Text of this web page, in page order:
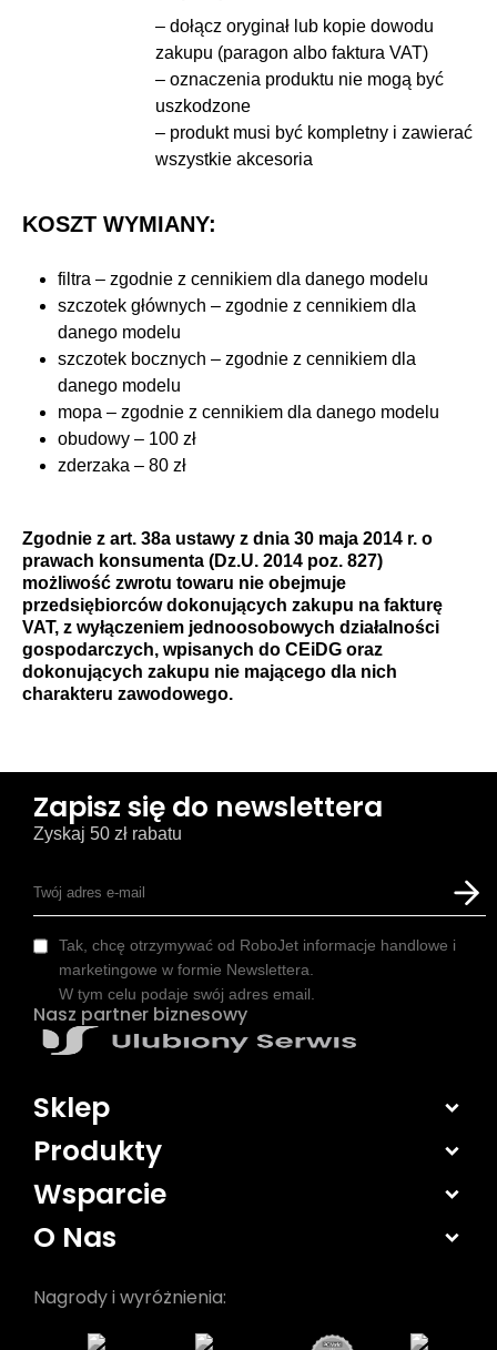
– dołącz oryginał lub kopie dowodu
zakupu (paragon albo faktura VAT)
– oznaczenia produktu nie mogą być
uszkodzone
– produkt musi być kompletny i zawierać
wszystkie akcesoria
KOSZT WYMIANY:
filtra – zgodnie z cennikiem dla danego modelu
szczotek głównych – zgodnie z cennikiem dla
danego modelu
szczotek bocznych – zgodnie z cennikiem dla
danego modelu
mopa – zgodnie z cennikiem dla danego modelu
obudowy – 100 zł
zderzaka – 80 zł
Zgodnie z art. 38a ustawy z dnia 30 maja 2014 r. o
prawach konsumenta (Dz.U. 2014 poz. 827)
możliwość zwrotu towaru nie obejmuje
przedsiębiorców dokonujących zakupu na fakturę
VAT, z wyłączeniem jednoosobowych działalności
gospodarczych, wpisanych do CEiDG oraz
dokonujących zakupu nie mającego dla nich
charakteru zawodowego.
Sklep
Produkty
Wsparcie
O Nas
Zapisz się do newslettera
Zyskaj 50 zł rabatu
Tak, chcę otrzymywać od RoboJet informacje handlowe i
marketingowe w formie Newslettera.
W tym celu podaje swój adres email.
Nasz partner biznesowy
Nagrody i wyróżnienia: